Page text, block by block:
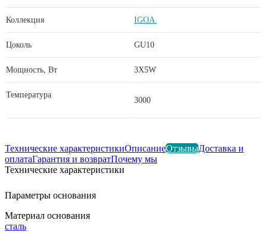
Коллекция IGOA
Цоколь GU10
Мощность, Вт 3X5W
Температура
3000
Технические характеристикиОписаниеОтзывыДоставка и
оплатаГарантия и возвратПочему мы
Технические характеристики
Параметры основания
Материал основания
сталь